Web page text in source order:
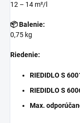
12 – 14 m²/l
📦 Balenie:
0,75 kg
Riedenie:
RIEDIDLO S
RIEDIDLO S
Max.